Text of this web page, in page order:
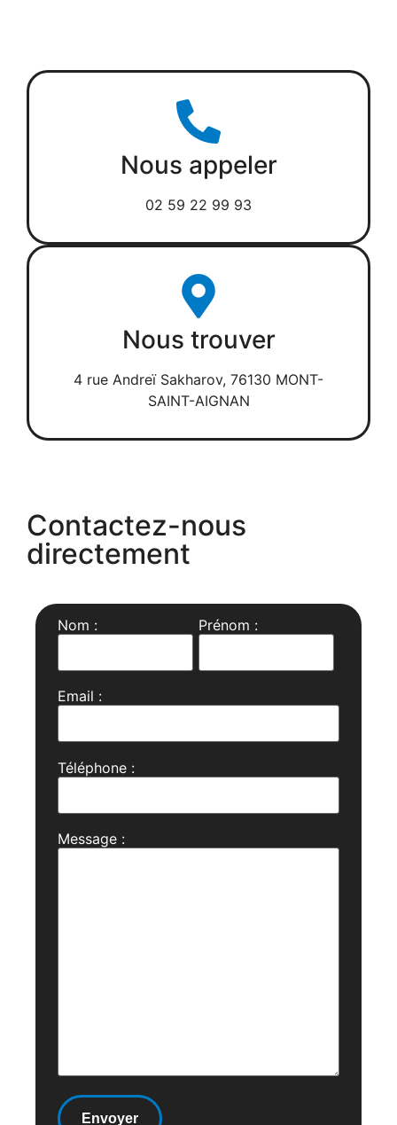
Nous appeler
02 59 22 99 93
Nous trouver
4 rue Andreï Sakharov, 76130 MONT-
SAINT-AIGNAN
Contactez-nous
directement
Nom : Prénom :
Email :
Téléphone :
Message :